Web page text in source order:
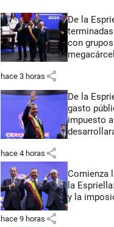
De la
con
hace 3 horas share
De la
gasto
impuesto
hace 4 horas share
Comienza
la
y la
hace 9 horas share